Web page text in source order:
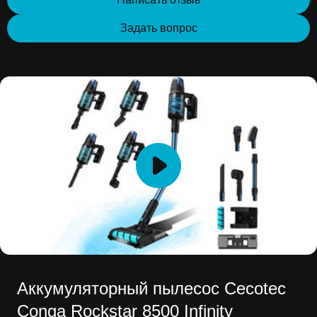
Задать вопрос
Аккумуляторный пылесос Cecotec
Conga Rockstar 8500 Infinity